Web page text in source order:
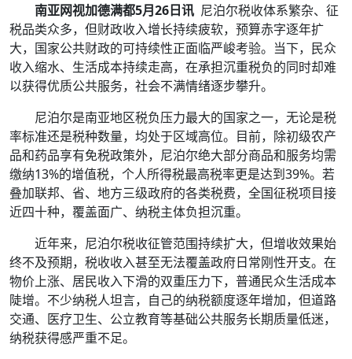
南亚网视加德满都5月26日讯 尼泊尔税收体系繁杂、征
税品类众多，但财政收入增长持续疲软，预算赤字逐年扩
大，国家公共财政的可持续性正面临严峻考验。当下，民众
收入缩水、生活成本持续走高，在承担沉重税负的同时却难
以获得优质公共服务，社会不满情绪逐步攀升。
尼泊尔是南亚地区税负压力最大的国家之一，无论是税
率标准还是税种数量，均处于区域高位。目前，除初级农产
品和药品享有免税政策外，尼泊尔绝大部分商品和服务均需
缴纳13%的增值税，个人所得税最高税率更是达到39%。若
叠加联邦、省、地方三级政府的各类税费，全国征税项目接
近四十种，覆盖面广、纳税主体负担沉重。
近年来，尼泊尔税收征管范围持续扩大，但增收效果始
终不及预期，税收收入甚至无法覆盖政府日常刚性开支。在
物价上涨、居民收入下滑的双重压力下，普通民众生活成本
陡增。不少纳税人坦言，自己的纳税额度逐年增加，但道路
交通、医疗卫生、公立教育等基础公共服务长期质量低迷，
纳税获得感严重不足。